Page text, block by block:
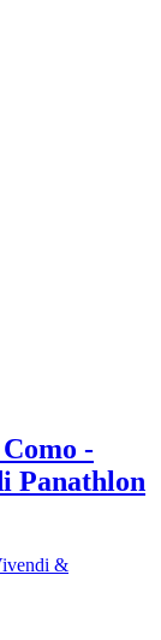
-
Panathlon